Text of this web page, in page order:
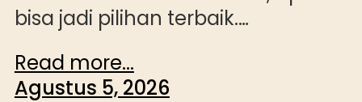
bisa jadi pilihan terbaik.…
Read more...
Agustus 5, 2026